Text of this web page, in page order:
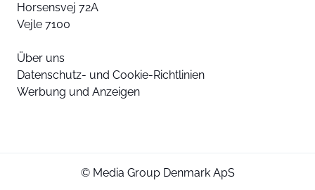
Horsensvej 72A
Vejle 7100
Über uns
Datenschutz- und Cookie-Richtlinien
Werbung und Anzeigen
© Media Group Denmark ApS